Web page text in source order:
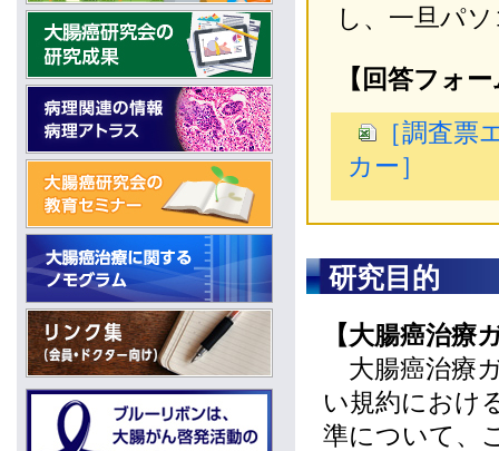
し、一旦パ
【回答フォ
［調査票
カー］
研究目的
【大腸癌治療
大腸癌治療
い規約におけ
準について、